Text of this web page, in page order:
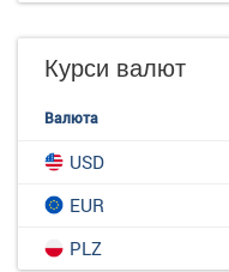
Курси валют
Валюта
USD
EUR
PLZ